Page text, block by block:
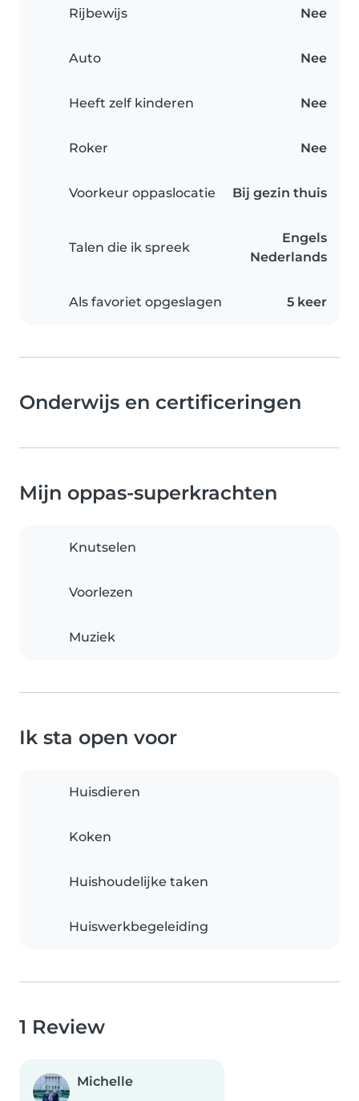
Rijbewijs Nee
Auto Nee
Heeft zelf kinderen Nee
Roker Nee
Voorkeur oppaslocatie Bij gezin thuis
Talen die ik spreek
Engels
Nederlands
Als favoriet opgeslagen 5 keer
Onderwijs en certificeringen
Mijn oppas-superkrachten
Knutselen
Voorlezen
Muziek
Ik sta open voor
Huisdieren
Koken
Huishoudelijke taken
Huiswerkbegeleiding
1 Review
Michelle